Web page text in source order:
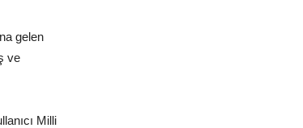
gelen
ve
Milli